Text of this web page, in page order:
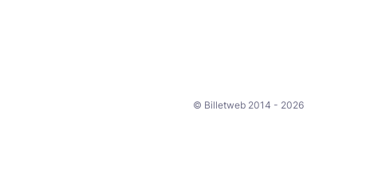
© Billetweb 2014 - 2026